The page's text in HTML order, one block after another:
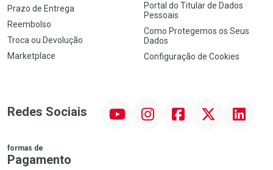
Prazo de Entrega
Reembolso
Troca ou Devolução
Marketplace
Portal do Titular de Dados
Pessoais
Como Protegemos os Seus
Dados
Configuração de Cookies
Redes Sociais InstagramFacebookTwitter Linkedin
formas de
Pagamento